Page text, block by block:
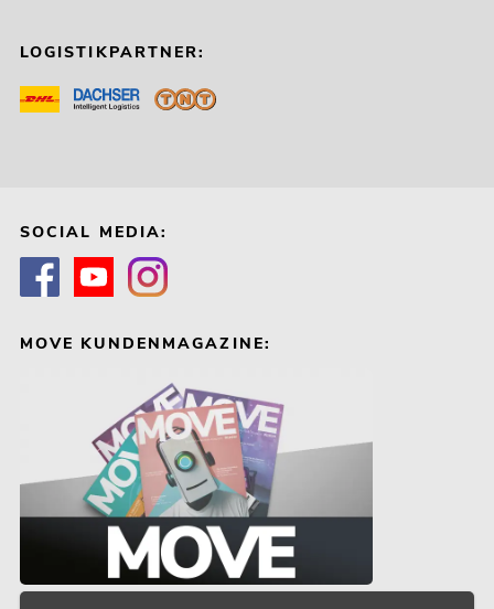
LOGISTIKPARTNER:
SOCIAL MEDIA:
MOVE KUNDENMAGAZINE: